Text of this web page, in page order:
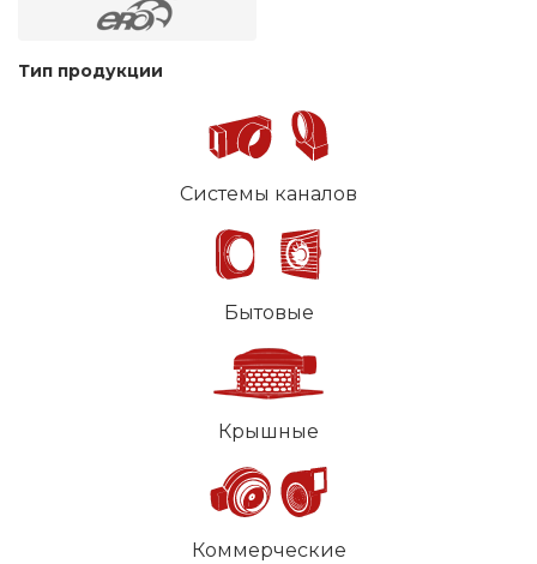
Тип продукции
Системы каналов
Бытовые
Крышные
Коммерческие